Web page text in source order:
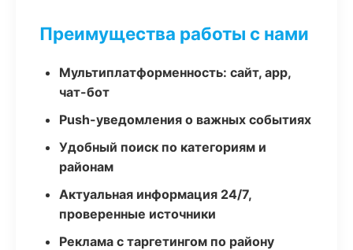
Преимущества работы с нами
Мультиплатформенность: сайт, app,
чат-бот
Push-уведомления о важных событиях
Удобный поиск по категориям и
районам
Актуальная информация 24/7,
проверенные источники
Реклама с таргетингом по району